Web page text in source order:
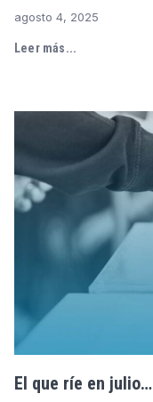
agosto 4, 2025
Leer más...
El que ríe en julio…